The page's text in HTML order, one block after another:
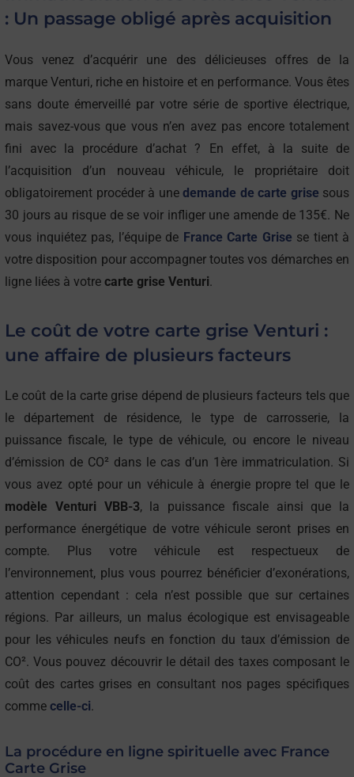
record de vitesse avec un véhicule électrique. C’est la
première voiture électrique à franchir les 400km/h avec un
record de 487km/h. S’en suit la Venturi Buckeye Bullet 2.5
en 2010 avec une vitesse de pointe officielle de 515km/h.
cette voiture est équipée d’un pack de batterie lithiul-ion.
Enfin, en 2016, la Venturi Buckeye 3 de 300ch atteindra les
549,43km/h pour battre le propre record de la marque.
Venturi s’engage en Championnat du monde de formule
électrique en 2013. La marque termine en 9ème position au
classement des constructeurs de la saison 2014-2015. En
2017, elle finie 7ème au classement des constructeurs.
: Un passage obligé après acquisition
Vous venez d’acquérir une des délicieuses offres de la
marque Venturi, riche en histoire et en performance. Vous êtes
sans doute émerveillé par votre série de sportive électrique,
mais savez-vous que vous n’en avez pas encore totalement
fini avec la procédure d’achat ? En effet, à la suite de
l’acquisition d’un nouveau véhicule, le propriétaire doit
obligatoirement procéder à une demande de carte grise sous
30 jours au risque de se voir infliger une amende de 135€. Ne
vous inquiétez pas, l’équipe de France Carte Grise se tient à
votre disposition pour accompagner toutes vos démarches en
ligne liées à votre carte grise Venturi.
Le coût de votre carte grise Venturi :
une affaire de plusieurs facteurs
Le coût de la carte grise dépend de plusieurs facteurs tels que
le département de résidence, le type de carrosserie, la
puissance fiscale, le type de véhicule, ou encore le niveau
d’émission de CO² dans le cas d’un 1ère immatriculation. Si
vous avez opté pour un véhicule à énergie propre tel que le
modèle Venturi VBB-3, la puissance fiscale ainsi que la
performance énergétique de votre véhicule seront prises en
compte. Plus votre véhicule est respectueux de
l’environnement, plus vous pourrez bénéficier d’exonérations,
attention cependant : cela n’est possible que sur certaines
régions. Par ailleurs, un malus écologique est envisageable
pour les véhicules neufs en fonction du taux d’émission de
CO². Vous pouvez découvrir le détail des taxes composant le
coût des cartes grises en consultant nos pages spécifiques
comme celle-ci.
La procédure en ligne spirituelle avec France
Carte Grise